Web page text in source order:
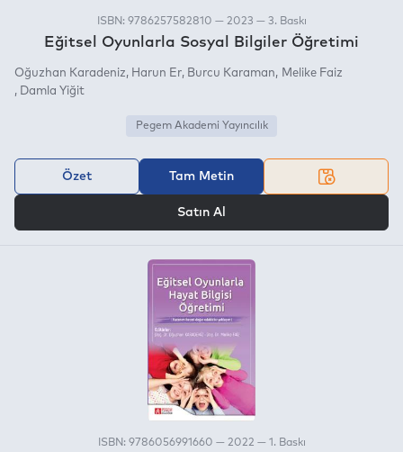
ISBN: 9786257582810 — 2023 — 3. Baskı
Eğitsel Oyunlarla Sosyal Bilgiler Öğretimi
Oğuzhan Karadeniz Harun Er Burcu Karaman
Melike Faiz
Damla Yiğit
Pegem Akademi Yayıncılık
Özet Tam Metin
Satın Al
ISBN: 9786056991660 — 2022 — 1. Baskı